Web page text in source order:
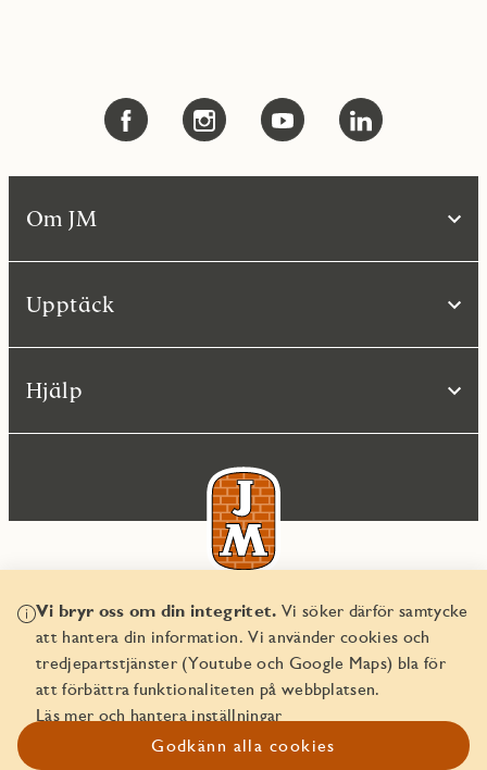
Vi bryr oss om din integritet. Vi söker därför samtycke
att hantera din information. Vi använder cookies och
tredjepartstjänster (Youtube och Google Maps) bla för
att förbättra funktionaliteten på webbplatsen.
Läs mer och hantera inställningar
Godkänn alla cookies
Om JM
Upptäck
Hjälp
© JM AB 2026
Organisationsnummer 556045-2103